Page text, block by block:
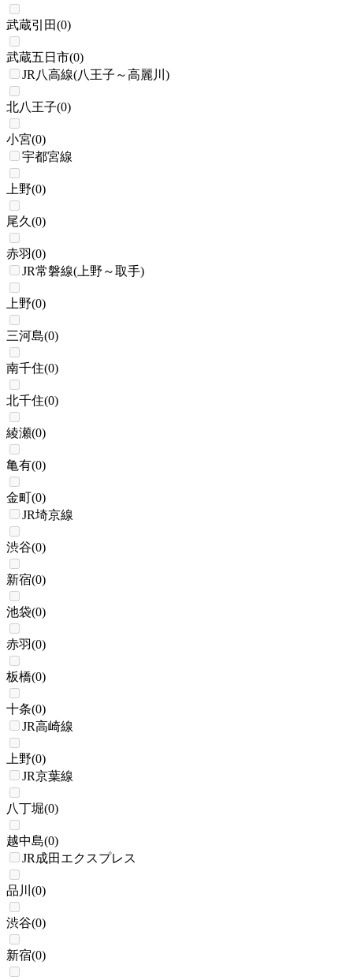
武蔵引田(0)
武蔵五日市(0)
JR八高線(八王子～高麗川)
北八王子(0)
小宮(0)
宇都宮線
上野(0)
尾久 (0)
赤羽(0)
JR常磐線(上野～取手)
上野(0)
三河島(0)
南千住(0)
北千住(0)
綾瀬(0)
亀有(0)
金町(0)
JR埼京線
渋谷(0)
新宿(0)
池袋(0)
赤羽(0)
板橋(0)
十条(0)
JR高崎線
上野(0)
JR京葉線
八丁堀(0)
越中島(0)
JR成田エクスプレス
品川 (0)
渋谷(0)
新宿(0)